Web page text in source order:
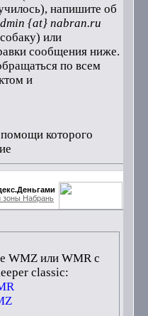
напишите об
{at} nabran.ru
или
сообщения ниже.
по всем
и
которого
зоны Набрань
WMZ или WMR c
classic: